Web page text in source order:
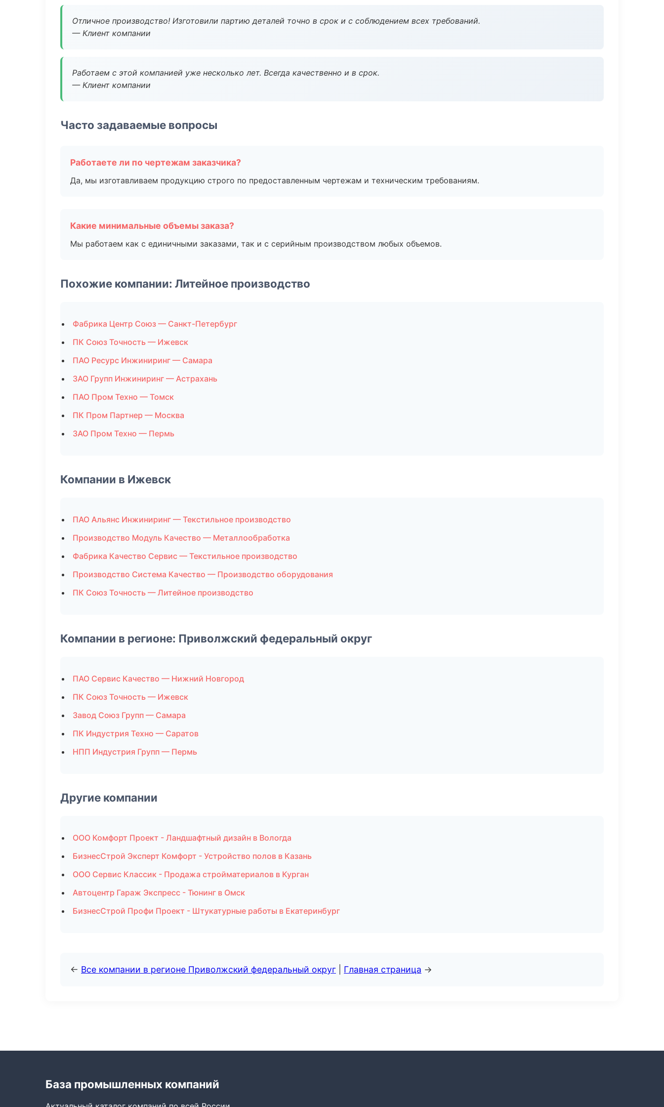
Отличное производство! Изготовили партию деталей точно в срок и с соблюдением всех требований.
— Клиент компании
Работаем с этой компанией уже несколько лет. Всегда качественно и в срок.
— Клиент компании
Часто задаваемые вопросы
Работаете ли по чертежам заказчика?
Да, мы изготавливаем продукцию строго по предоставленным чертежам и техническим требованиям.
Какие минимальные объемы заказа?
Мы работаем как с единичными заказами, так и с серийным производством любых объемов.
Похожие компании: Литейное производство
Фабрика Центр Союз — Санкт-Петербург
ПК Союз Точность — Ижевск
ПАО Ресурс Инжиниринг — Самара
ЗАО Групп Инжиниринг — Астрахань
ПАО Пром Техно — Томск
ПК Пром Партнер — Москва
ЗАО Пром Техно — Пермь
Компании в Ижевск
ПАО Альянс Инжиниринг — Текстильное производство
Производство Модуль Качество — Металлообработка
Фабрика Качество Сервис — Текстильное производство
Производство Система Качество — Производство оборудования
ПК Союз Точность — Литейное производство
Компании в регионе: Приволжский федеральный округ
ПАО Сервис Качество — Нижний Новгород
ПК Союз Точность — Ижевск
Завод Союз Групп — Самара
ПК Индустрия Техно — Саратов
НПП Индустрия Групп — Пермь
Другие компании
ООО Комфорт Проект - Ландшафтный дизайн в Вологда
БизнесСтрой Эксперт Комфорт - Устройство полов в Казань
ООО Сервис Классик - Продажа стройматериалов в Курган
Автоцентр Гараж Экспресс - Тюнинг в Омск
БизнесСтрой Профи Проект - Штукатурные работы в Екатеринбург
← Все компании в регионе Приволжский федеральный округ Главная страница →
База промышленных компаний